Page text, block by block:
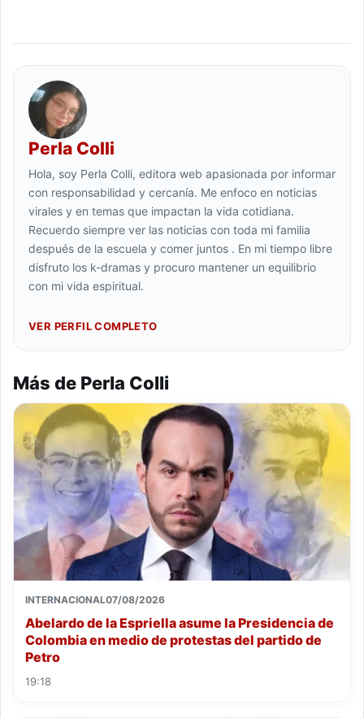
Perla Colli
Hola, soy Perla Colli, editora web apasionada por informar
con responsabilidad y cercanía. Me enfoco en noticias
virales y en temas que impactan la vida cotidiana.
Recuerdo siempre ver las noticias con toda mi familia
después de la escuela y comer juntos . En mi tiempo libre
disfruto los k-dramas y procuro mantener un equilibrio
con mi vida espiritual.
VER PERFIL COMPLETO
Más de Perla Colli
INTERNACIONAL07/08/2026
Abelardo de la Espriella asume la Presidencia de
Colombia en medio de protestas del partido de
Petro
19:18